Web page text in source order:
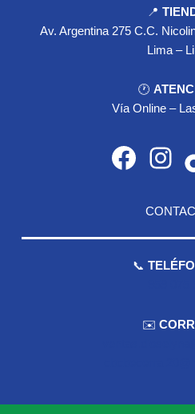
📍
Av. Argentina 275 C.C.
Lima –
🕐
Vía Online –
Facebook Instagram TikTok
📞
✉️